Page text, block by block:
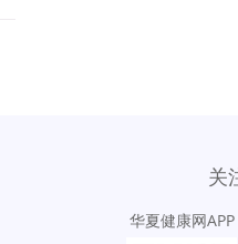
关
华夏健康网APP